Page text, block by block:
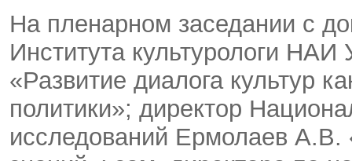
На пленарном заседании с
Института культурологи
«Развитие диалога культур
политики»; директор
исследований Ермолаев А.В.